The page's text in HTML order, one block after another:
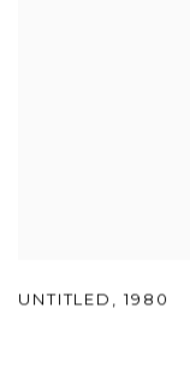
UNTITLED 1980